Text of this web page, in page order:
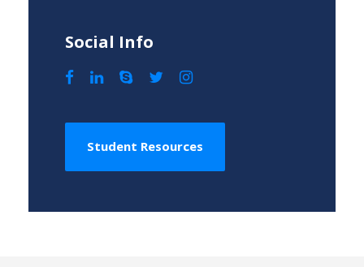
Social Info
Student Resources